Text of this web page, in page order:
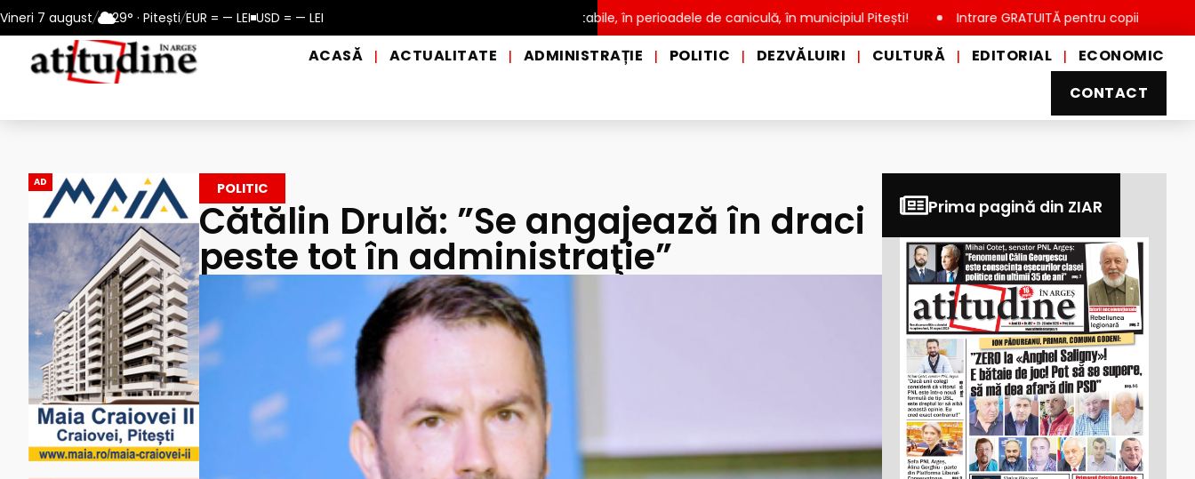
Vineri 7 august/ 29° · Pitești/EUR = — LEI USD = — LEI
13 august 2026 Reamintire: puncte de prim ajutor și de distribuire a apei potabile, în perioadele de caniculă, în municipiul Pitești! Intrare GRATUITĂ pentru copii, elevi și studenți,
ACASĂ | ACTUALITATE | ADMINISTRAȚIE | POLITIC | DEZVĂLUIRI | CULTURĂ | EDITORIAL |
ECONOMIC
CONTACT
AD POLITIC
Cătălin Drulă: ”Se angajează în draci
peste tot în administraţie”
Prima pagină din ZIAR